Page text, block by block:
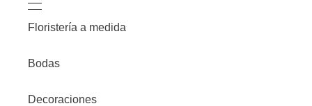
Floristería a medida
Bodas
Decoraciones